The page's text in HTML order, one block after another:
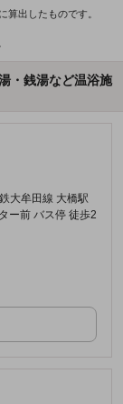
算出したものです。
・銭湯など温浴施
大牟田線 大橋駅
ー前 バス停 徒歩2